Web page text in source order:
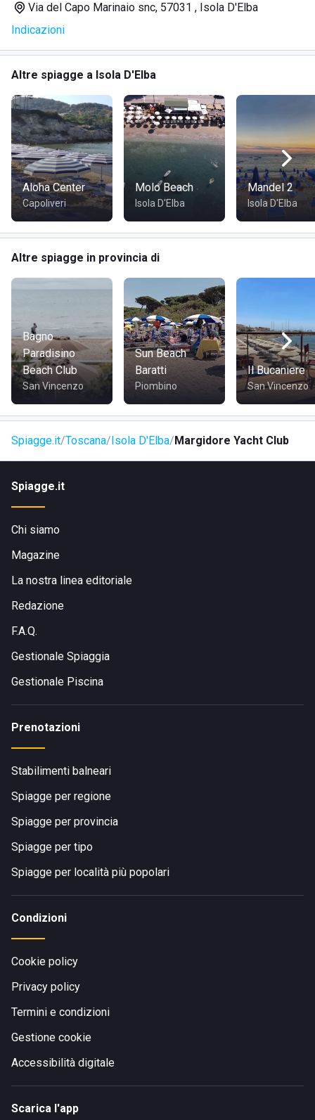
Via del Capo Marinaio snc, 57031 , Isola D'Elba
Indicazioni
Altre spiagge a Isola D'Elba
Aloha Center
Capoliveri
Molo Beach
Isola D'Elba
Mandel 2
Isola D'Elba
Altre spiagge in provincia di
Bagno
Paradisino
Beach Club
San Vincenzo
Sun Beach
Baratti
Piombino
Il Bucaniere
San Vincenzo
Spiagge.it Toscana Isola D'Elba Margidore Yacht Club
Spiagge.it
Chi siamo
Magazine
La nostra linea editoriale
Redazione
F.A.Q.
Gestionale Spiaggia
Gestionale Piscina
Prenotazioni
Stabilimenti balneari
Spiagge per regione
Spiagge per provincia
Spiagge per tipo
Spiagge per località più popolari
Condizioni
Cookie policy
Privacy policy
Termini e condizioni
Gestione cookie
Accessibilità digitale
Scarica l'app